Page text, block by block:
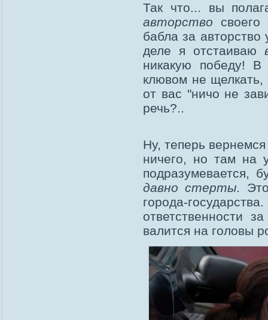
Так что... вы
авторство
бабла за
деле я отстаиваю
никакую победу!
клювом не
от вас "ничо не
речь?..
Ну, теперь
ничего, но там на
подразумевается,
давно стерты.
города-
ответственности
валится на головы